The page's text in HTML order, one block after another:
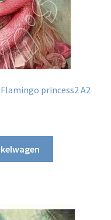
princess2 A2